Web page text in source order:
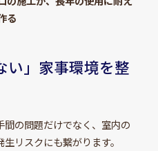
る
い」家事環境を整
の問題だけでなく、室内の
リスクにも繋がります。